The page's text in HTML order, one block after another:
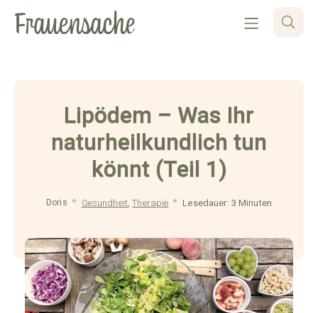
Lipödem – Was Ihr
naturheilkundlich tun
könnt (Teil 1)
Doris Gesundheit,Therapie Lesedauer: 3 Minuten